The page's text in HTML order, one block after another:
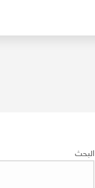
البحث